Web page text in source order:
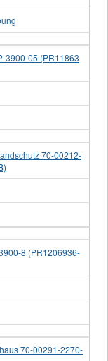
3900-05 (PR11863
70-00212-
8 (PR1206936-
70-00291-2270-